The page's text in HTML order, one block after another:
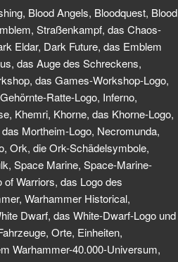
Blood Angels, Bloodquest, Blood
Straßenkampf, das Chaos-
Eldar, Dark Future, das Emblem
das Auge des Schreckens,
das Games-Workshop-Logo,
Ratte-Logo, Inferno,
Khemri, Khorne, das Khorne-Logo,
Mortheim-Logo, Necromunda,
Ork, die Ork-Schädelsymbole,
Space Marine, Space-Marine-
Warriors, das Logo des
Warhammer Historical,
Dwarf, das White-Dwarf-Logo und
Orte, Einheiten,
Warhammer-40.000-Universum,